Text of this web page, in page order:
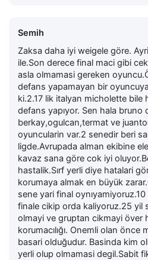
Semih
Zaksa daha iyi weigele göre.
ile.Son derece final maci gibi
asla olmamasi gereken
defans yapamayan bir
ki.2.17 lik italyan micholette bile
defans yapıyor. Sen hala bruno
berkay,ogulcan,termat ve
oyuncularin var.2 senedir beri
ligde.Avrupada alman ekibine
kavaz sana göre cok iyi
hastalik.Sırf yerli diye hatalari
korumaya almak en büyük
sene yari final
finale cikip orda kaliyoruz.25 yil
olmayi ve gruptan cikmayi över
korumacılığı. Onemli olan önce
basari olduğudur. Basinda kim
yerli olup olmamasi degil.Sabit